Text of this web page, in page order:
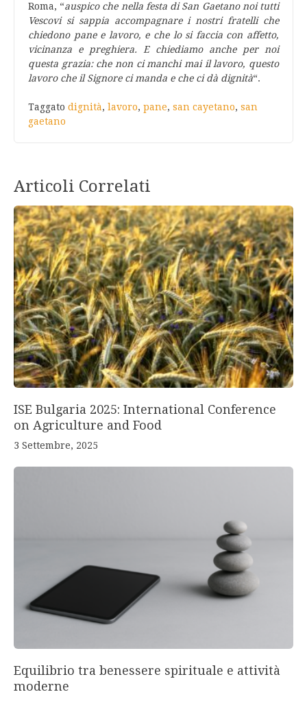
Roma, “auspico che nella festa di San Gaetano noi tutti
Vescovi si sappia accompagnare i nostri fratelli che
chiedono pane e lavoro, e che lo si faccia con affetto,
vicinanza e preghiera. E chiediamo anche per noi
questa grazia: che non ci manchi mai il lavoro, questo
lavoro che il Signore ci manda e che ci dà dignità“.
Taggato dignità, lavoro, pane, san cayetano, san
gaetano
Articoli Correlati
ISE Bulgaria 2025: International Conference
on Agriculture and Food
3 Settembre, 2025
Equilibrio tra benessere spirituale e attività
moderne